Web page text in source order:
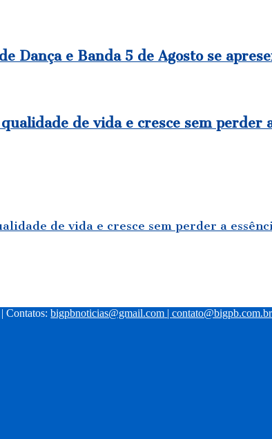
Dança e Banda 5 de Agosto se
de vida e cresce sem perder
de vida e cresce sem perder a
Contatos:bigpbnoticias@gmail.com |contato@bigpb.com.br